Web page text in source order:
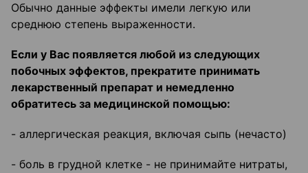
Обычно данные эффекты имели легкую или
среднюю степень выраженности.
Если у Вас появляется любой из следующих
побочных эффектов, прекратите принимать
лекарственный препарат и немедленно
обратитесь за медицинской помощью:
- аллергическая реакция, включая сыпь (нечасто)
- боль в грудной клетке - не принимайте нитраты,